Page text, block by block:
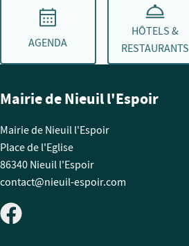
AGENDA
HÔTELS &
RESTAURANTS
Mairie de Nieuil l'Espoir
Mairie de Nieuil l'Espoir
Place de l'Eglise
86340 Nieuil l'Espoir
contact@nieuil-espoir.com